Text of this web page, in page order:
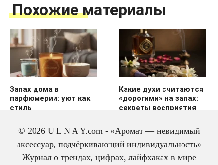
Похожие материалы
Запах дома в
парфюмерии: уют как
стиль
Какие духи считаются
«дорогими» на запах:
секреты восприятия
© 2026 U L N A Y.com - «Аромат — невидимый
аксессуар, подчёркивающий индивидуальность»
Журнал о трендах, цифрах, лайфхаках в мире